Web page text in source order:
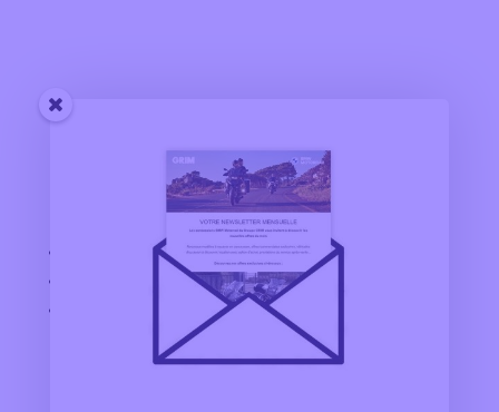
Nos concessions
BMW MOTORRAD ALBI
BMW MOTORRAD AGEN
BMW MOTORRAD TOULOUSE